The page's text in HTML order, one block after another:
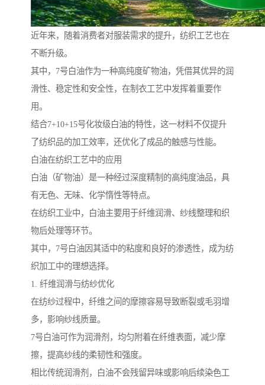
近年来，随着消费者对服装需求的提升，纺织工艺也在
不断升级。
其中，7号白油作为一种高纯度矿物油，凭借其优异的润
滑性、稳定性和安全性，在制衣工艺中发挥着重要作
用。
结合7+10+15号化妆级白油的特性，这一材料不仅提升
了纺织品的加工效率，还优化了成品的触感与性能。
白油在纺织工艺中的应用
白油（矿物油）是一种经过深度精制的高纯度油品，具
有无色、无味、化学惰性等特点。
在纺织工业中，白油主要用于纤维润滑、纱线整理和织
物后处理等环节。
其中，7号白油因其适中的粘度和良好的渗透性，成为纺
织加工中的理想选择。
1. 纤维润滑与纺纱优化
在纺纱过程中，纤维之间的摩擦容易导致断裂或毛羽增
多，影响纱线质量。
7号白油可作为润滑剂，均匀附着在纤维表面，减少摩
擦，提高纱线的柔韧性和强度。
相比传统润滑剂，白油不会残留异味或影响后续染色工